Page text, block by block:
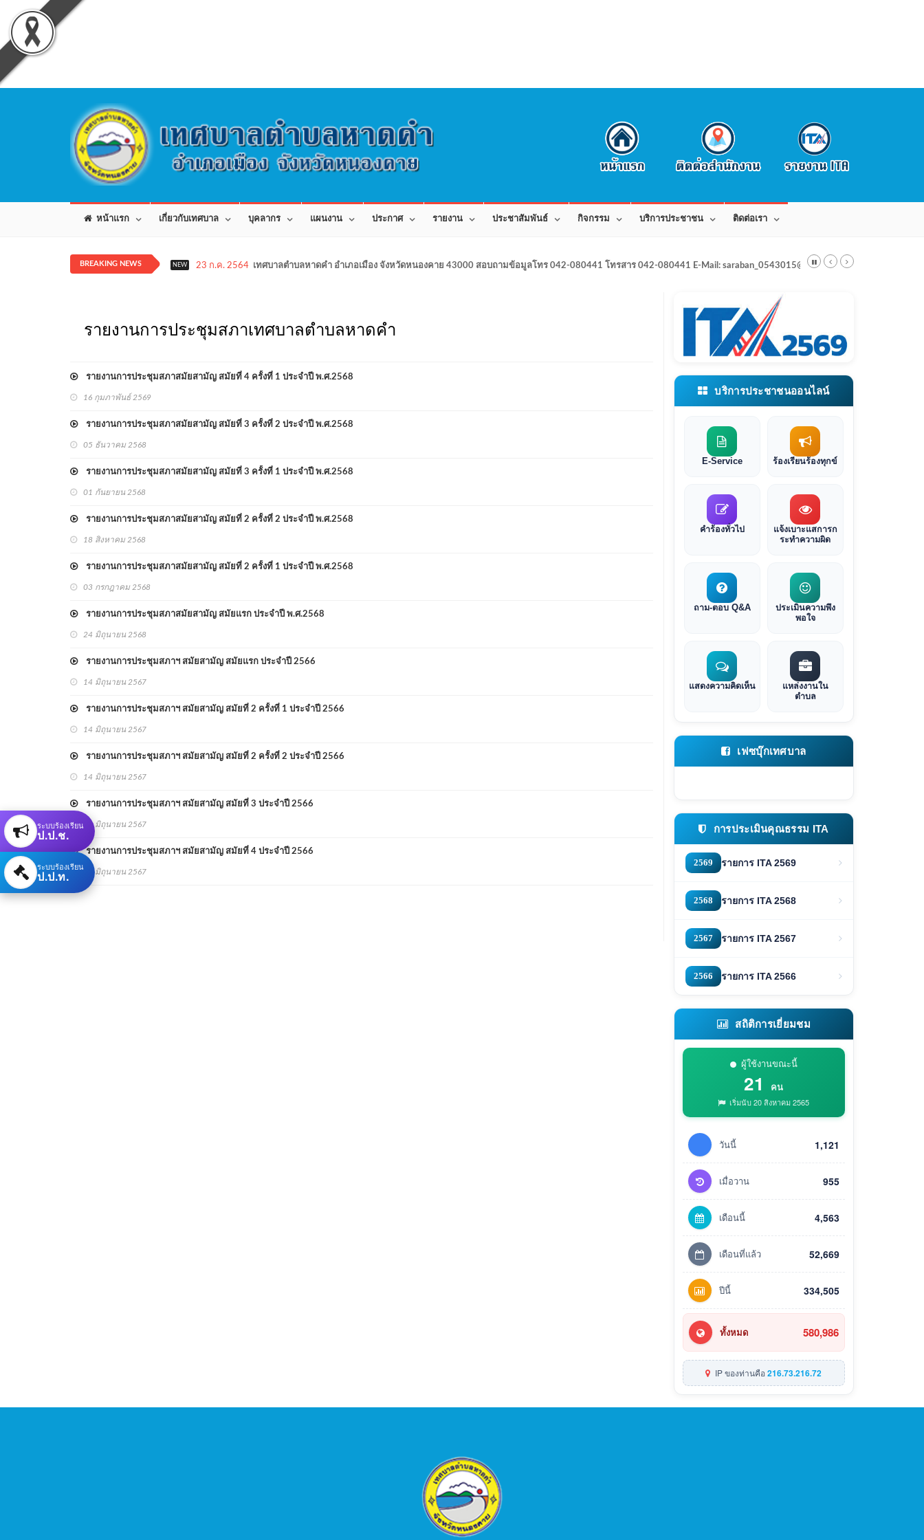
หน้าแรก เกี่ยวกับเทศบาล บุคลากร แผนงาน ประกาศ รายงาน ประชาสัมพันธ์ กิจกรรม บริการประชาชน ติดต่อเรา
BREAKING NEWS NEW 23 ก.ค. 2564 เทศบาลตำบลหาดคำ อำเภอเมือง จังหวัดหนองคาย 43000 สอบถามข้อมูลโทร 042-080441 โทรสาร 042-080441 E-Mail: saraban_0543015@dla.go.th
รายงานการประชุมสภาเทศบาลตำบลหาดคำ
รายงานการประชุมสภาสมัยสามัญ สมัยที่่ 4 ครั้งที่ 1 ประจำปี พ.ศ.2568
16 กุมภาพันธ์ 2569
รายงานการประชุมสภาสมัยสามัญ สมัยที่ 3 ครั้งที่ 2 ประจำปี พ.ศ.2568
05 ธันวาคม 2568
รายงานการประชุมสภาสมัยสามัญ สมัยที่ 3 ครั้งที่ 1 ประจำปี พ.ศ.2568
01 กันยายน 2568
รายงานการประชุมสภาสมัยสามัญ สมัยที่ 2 ครั้งที่ 2 ประจำปี พ.ศ.2568
18 สิงหาคม 2568
รายงานการประชุมสภาสมัยสามัญ สมัยที่ 2 ครั้งที่่ 1 ประจำปี พ.ศ.2568
03 กรกฎาคม 2568
รายงานการประชุมสภาสมัยสามัญ สมัยแรก ประจำปี พ.ศ.2568
24 มิถุนายน 2568
รายงานการประชุมสภาฯ สมัยสามัญ สมัยแรก ประจำปี 2566
14 มิถุนายน 2567
รายงานการประชุมสภาฯ สมัยสามัญ สมัยที่ 2 ครั้งที่ 1 ประจำปี 2566
14 มิถุนายน 2567
รายงานการประชุมสภาฯ สมัยสามัญ สมัยที่ 2 ครั้งที่ 2 ประจำปี 2566
14 มิถุนายน 2567
รายงานการประชุมสภาฯ สมัยสามัญ สมัยที่ 3 ประจำปี 2566
14 มิถุนายน 2567
รายงานการประชุมสภาฯ สมัยสามัญ สมัยที่ 4 ประจำปี 2566
14 มิถุนายน 2567
บริการประชาชนออนไลน์
E-Service ร้องเรียนร้องทุกข์
คำร้องทั่วไป
แจ้งเบาะแสการก
ระทำความผิด
ถาม-ตอบ Q&A
ประเมินความพึง
พอใจ
แสดงความคิดเห็น
แหล่งงานใน
ตำบล
เฟซบุ๊กเทศบาล
การประเมินคุณธรรม ITA
2569 รายการ ITA 2569
2568 รายการ ITA 2568
2567 รายการ ITA 2567
2566 รายการ ITA 2566
สถิติการเยี่ยมชม
ผู้ใช้งานขณะนี้
21 คน
เริ่มนับ 20 สิงหาคม 2565
วันนี้ 1,121
เมื่อวาน 955
เดือนนี้ 4,563
เดือนที่แล้ว 52,669
ปีนี้ 334,505
ทั้งหมด 580,986
IP ของท่านคือ216.73.216.72
ระบบร้องเรียน
ป.ป.ช.
ระบบร้องเรียน
ป.ป.ท.